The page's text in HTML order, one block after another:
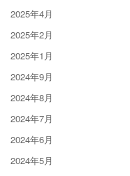
2025年4月
2025年2月
2025年1月
2024年9月
2024年8月
2024年7月
2024年6月
2024年5月